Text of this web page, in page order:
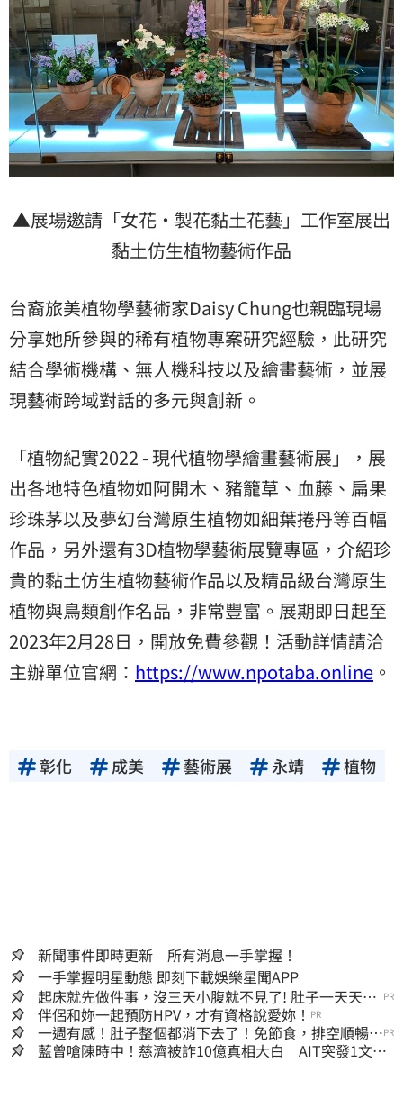
▲展場邀請「女花·製花黏土花藝」工作室展出
黏土仿生植物藝術作品
台裔旅美植物學藝術家Daisy Chung也親臨現場
分享她所參與的稀有植物專案研究經驗，此研究
結合學術機構、無人機科技以及繪畫藝術，並展
現藝術跨域對話的多元與創新。
「植物紀實2022 - 現代植物學繪畫藝術展」，展
出各地特色植物如阿開木、豬籠草、血藤、扁果
珍珠茅以及夢幻台灣原生植物如細葉捲丹等百幅
作品，另外還有3D植物學藝術展覽專區，介紹珍
貴的黏土仿生植物藝術作品以及精品級台灣原生
植物與鳥類創作名品，非常豐富。展期即日起至
2023年2月28日，開放免費參觀！活動詳情請洽
主辦單位官網： https://www.npotaba.online 。
彰化 成美 藝術展 永靖 植物
新聞事件即時更新 所有消息一手掌握！
一手掌握明星動態 即刻下載娛樂星聞APP
起床就先做件事，沒三天小腹就不見了! 肚子一天天變
小！
PR
伴侶和妳一起預防HPV，才有資格說愛妳！ PR
一週有感！肚子整個都消下去了！免節食，排空順暢就
夠
PR
藍曾嗆陳時中！慈濟被詐10億真相大白 AIT突發1文酸